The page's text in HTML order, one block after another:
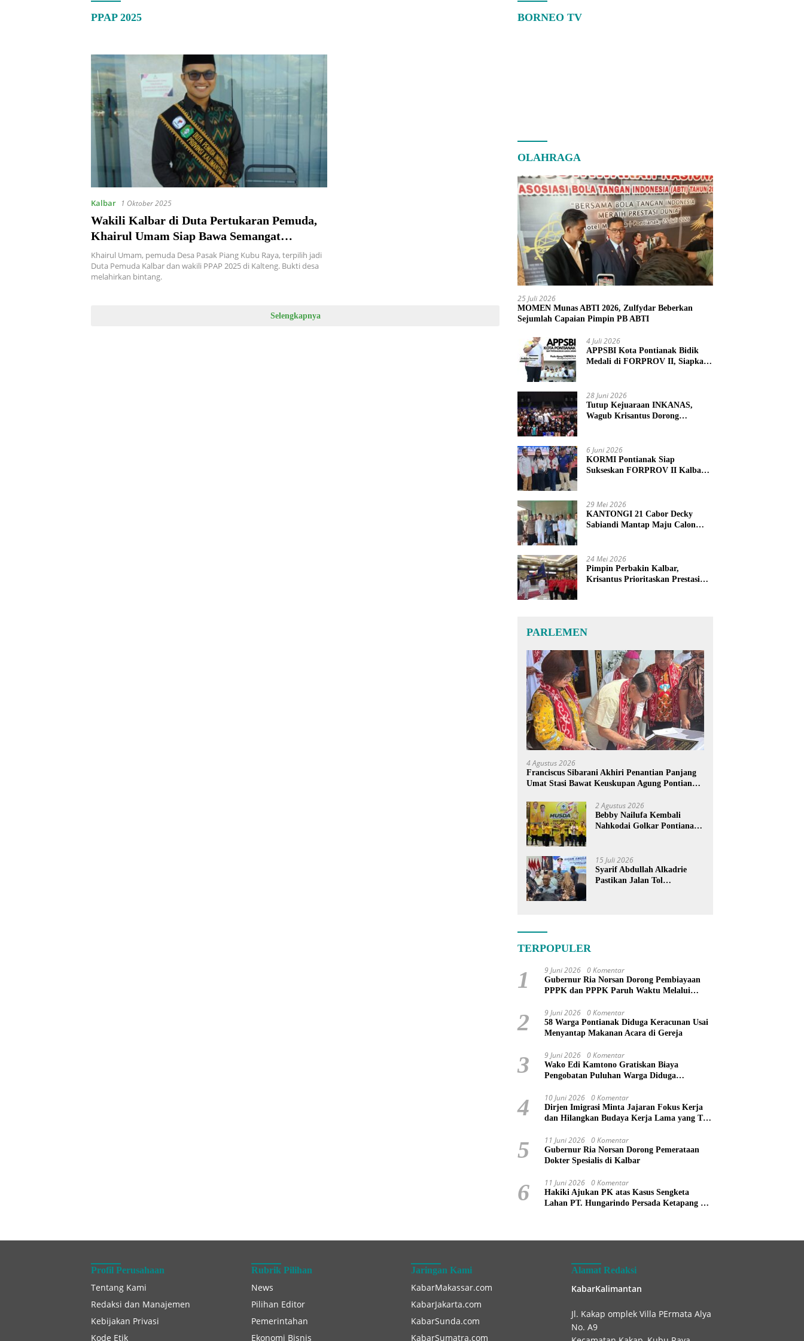
PPAP 2025
Kalbar 1 Oktober 2025
Wakili Kalbar di Duta Pertukaran Pemuda,
Khairul Umam Siap Bawa Semangat
Perubahan dari Desa
Khairul Umam, pemuda Desa Pasak Piang Kubu Raya, terpilih jadi
Duta Pemuda Kalbar dan wakili PPAP 2025 di Kalteng. Bukti desa
melahirkan bintang.
Selengkapnya
BORNEO TV
OLAHRAGA
25 Juli 2026
MOMEN Munas ABTI 2026, Zulfydar Beberkan
Sejumlah Capaian Pimpin PB ABTI
4 Juli 2026
APPSBI Kota Pontianak Bidik
Medali di FORPROV II, Siapkan
28 Juni 2026
Tutup Kejuaraan INKANAS,
Wagub Krisantus Dorong
6 Juni 2026
KORMI Pontianak Siap
Sukseskan FORPROV II Kalbar
29 Mei 2026
KANTONGI 21 Cabor Decky
Sabiandi Mantap Maju Calon
24 Mei 2026
Pimpin Perbakin Kalbar,
Krisantus Prioritaskan Prestasi
PARLEMEN
4 Agustus 2026
Franciscus Sibarani Akhiri Penantian Panjang
Umat Stasi Bawat Keuskupan Agung Pontianak,
2 Agustus 2026
Bebby Nailufa Kembali
Nahkodai Golkar Pontianak,
15 Juli 2026
Syarif Abdullah Alkadrie
Pastikan Jalan Tol
TERPOPULER
1 9 Juni 2026 0 Komentar
Gubernur Ria Norsan Dorong Pembiayaan
PPPK dan PPPK Paruh Waktu Melalui
2 9 Juni 2026 0 Komentar
58 Warga Pontianak Diduga Keracunan Usai
Menyantap Makanan Acara di Gereja
3 9 Juni 2026 0 Komentar
Wako Edi Kamtono Gratiskan Biaya
Pengobatan Puluhan Warga Diduga
4 10 Juni 2026 0 Komentar
Dirjen Imigrasi Minta Jajaran Fokus Kerja
dan Hilangkan Budaya Kerja Lama yang Tak
5 11 Juni 2026 0 Komentar
Gubernur Ria Norsan Dorong Pemerataan
Dokter Spesialis di Kalbar
6 11 Juni 2026 0 Komentar
Hakiki Ajukan PK atas Kasus Sengketa
Lahan PT. Hungarindo Persada Ketapang ke
Profil Perusahaan
Tentang Kami
Redaksi dan Manajemen
Kebijakan Privasi
Kode Etik
Rubrik Pilihan
News
Pilihan Editor
Pemerintahan
Ekonomi Bisnis
Jaringan Kami
KabarMakassar.com
KabarJakarta.com
KabarSunda.com
KabarSumatra.com
Alamat Redaksi
KabarKalimantan
Jl. Kakap omplek Villa PErmata Alya
No. A9